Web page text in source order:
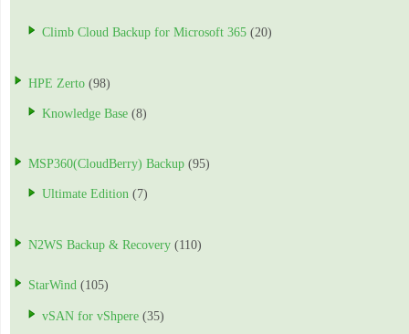
Climb Cloud Backup for Microsoft 365 (20)
HPE Zerto (98)
Knowledge Base (8)
MSP360(CloudBerry) Backup (95)
Ultimate Edition (7)
N2WS Backup & Recovery (110)
StarWind (105)
vSAN for vShpere (35)